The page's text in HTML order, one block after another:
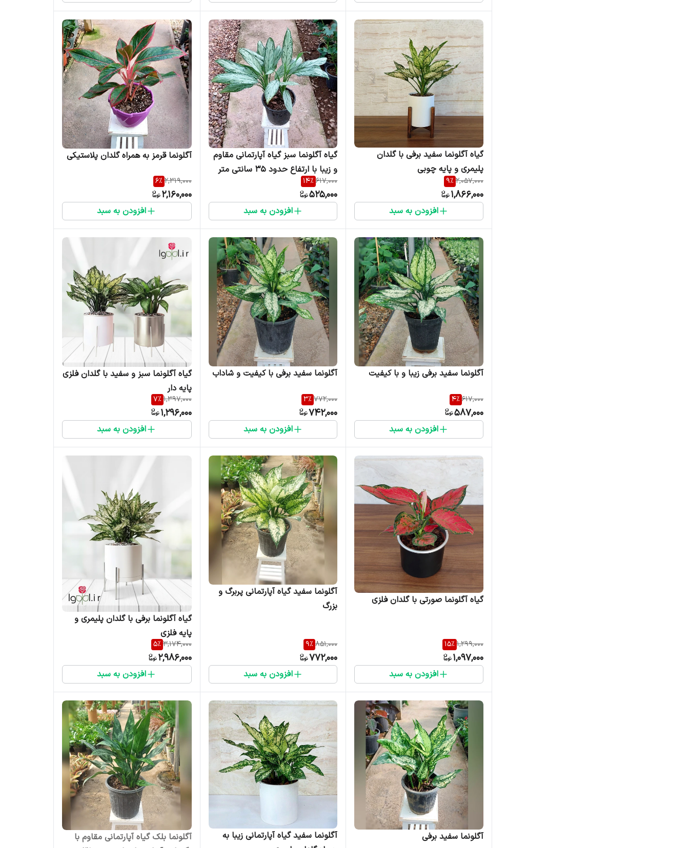
گیاه آگلونما سفید برفی با گلدان
پلیمری و پایه چوبی
2,057,000
9%
1,866,000
افزودن به سبد
گیاه آگلونما سبز گیاه آپارتمانی مقاوم
و زیبا با ارتفاع حدود 35 سانتی متر
617,000
14%
525,000
افزودن به سبد
آگلونما قرمز به همراه گلدان پلاستیکی
2,319,000
6%
2,160,000
افزودن به سبد
آگلونما سفید برفی زیبا و با کیفیت
617,000
4%
587,000
افزودن به سبد
آگلونما سفید برفی با کیفیت و شاداب
772,000
3%
742,000
افزودن به سبد
گیاه آگلونما سبز و سفید با گلدان فلزی
پایه دار
1,397,000
7%
1,296,000
افزودن به سبد
گیاه آگلونما صورتی با گلدان فلزی
1,299,000
15%
1,097,000
افزودن به سبد
آگلونما سفید گیاه آپارتمانی پربرگ و
بزرگ
851,000
9%
772,000
افزودن به سبد
گیاه آگلونما برفی با گلدان پلیمری و
پایه فلزی
3,174,000
5%
2,986,000
افزودن به سبد
آگلونما سفید برفی
آگلونما سفید گیاه آپارتمانی زیبا به
آگلونما بلک گیاه آپارتمانی مقاوم با